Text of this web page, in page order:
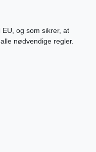
og som sikrer, at
nødvendige regler.